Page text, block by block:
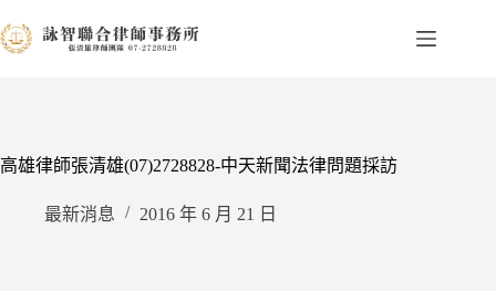
至
高雄律師張清雄(07)2728828-中天新聞法律問題採訪
最新消息 2016 年 6 月 21 日